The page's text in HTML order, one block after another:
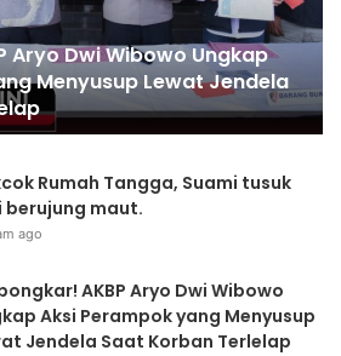
Aryo Dwi Wibowo Ungkap
Menyusup Lewat Jendela
Rumah Tangga, Suami tusuk
berujung maut.
ago
AKBP Aryo Dwi Wibowo
Aksi Perampok yang Menyusup
Jendela Saat Korban Terlelap